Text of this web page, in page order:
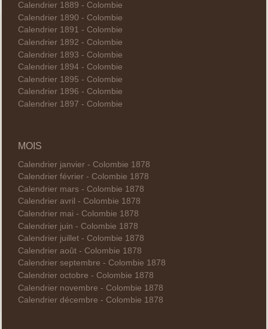
Calendrier 1889 - Colombie
Calendrier 1890 - Colombie
Calendrier 1891 - Colombie
Calendrier 1892 - Colombie
Calendrier 1893 - Colombie
Calendrier 1894 - Colombie
Calendrier 1895 - Colombie
Calendrier 1896 - Colombie
Calendrier 1897 - Colombie
MOIS
Calendrier janvier - Colombie 1878
Calendrier février - Colombie 1878
Calendrier mars - Colombie 1878
Calendrier avril - Colombie 1878
Calendrier mai - Colombie 1878
Calendrier juin - Colombie 1878
Calendrier juillet - Colombie 1878
Calendrier août - Colombie 1878
Calendrier septembre - Colombie 1878
Calendrier octobre - Colombie 1878
Calendrier novembre - Colombie 1878
Calendrier décembre - Colombie 1878